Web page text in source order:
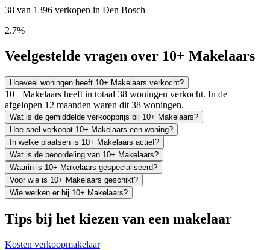
38 van 1396 verkopen in Den Bosch
2.7%
Veelgestelde vragen over 10+ Makelaars
Hoeveel woningen heeft 10+ Makelaars verkocht?
10+ Makelaars heeft in totaal 38 woningen verkocht. In de
afgelopen 12 maanden waren dit 38 woningen.
Wat is de gemiddelde verkoopprijs bij 10+ Makelaars?
Hoe snel verkoopt 10+ Makelaars een woning?
In welke plaatsen is 10+ Makelaars actief?
Wat is de beoordeling van 10+ Makelaars?
Waarin is 10+ Makelaars gespecialiseerd?
Voor wie is 10+ Makelaars geschikt?
Wie werken er bij 10+ Makelaars?
Tips bij het kiezen van een makelaar
Kosten verkoopmakelaar